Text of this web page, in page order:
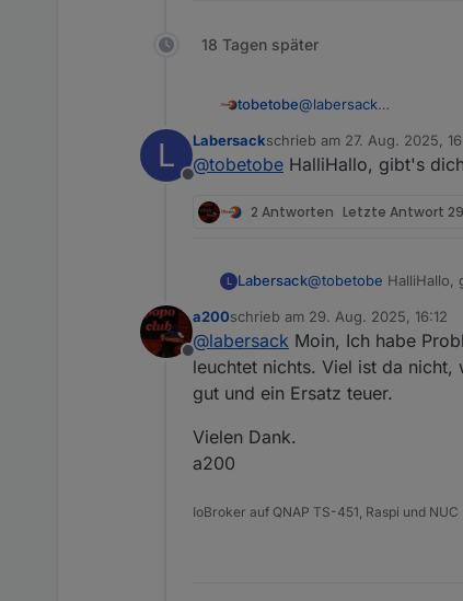
18 Tagen später
tobetobe@labersack
schön, dass es dein
einen ebenfalls defekten HM-LC-
Deinen ersten Post
PN.
L
Offline
Labersackschrieb am 27. Aug. 2025,
zuletzt editiert von
@tobetobe HalliHallo, gibt's
2 Antworten Letzte Antwort
L Labersack@tobetobe HalliHallo,
Offline
a200schrieb am 29. Aug. 2025, 16:12
zuletzt editiert von
@labersack Moin, Ich habe
leuchtet nichts. Viel ist da nicht,
gut und ein Ersatz teuer.
Vielen Dank.
a200
IoBroker auf QNAP TS-451, Raspi und NUC